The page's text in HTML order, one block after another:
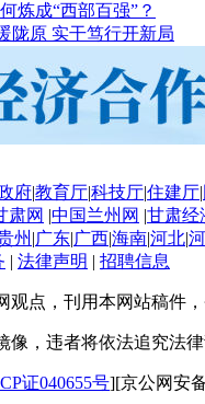
炼成“西部百强”？
陇原 实干笃行开新局
府|教育厅|科技厅|住建厅|
肃网 |中国兰州网 |甘肃经
州 |广东|广西|海南|河北|
| 法律声明 | 招聘信息
点，刊用本网站稿件，
，违者将依法追究法律
证040655号][京公网安